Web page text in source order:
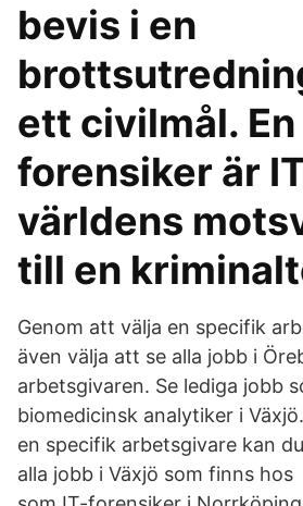
bevis i en
ett civilmål. En
forensiker är
världens
till en
Genom att välja en specifik
även välja att se alla jobb i
arbetsgivaren. Se lediga jobb
biomedicinsk analytiker i
en specifik arbetsgivare kan
alla jobb i Växjö som finns hos